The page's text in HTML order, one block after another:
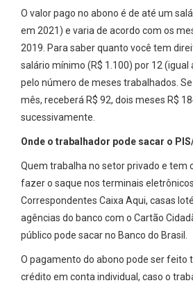
O valor pago no abono é de até um
em 2021) e varia de acordo com os
2019. Para saber quanto você tem
salário mínimo (R$ 1.100) por 12 (igual
pelo número de meses trabalhados.
mês, receberá R$ 92, dois meses R$
sucessivamente.
Onde o trabalhador pode sacar o
Quem trabalha no setor privado e tem
fazer o saque nos terminais
Correspondentes Caixa Aqui, casas
agências do banco com o Cartão
público pode sacar no Banco do Brasil.
O pagamento do abono pode ser feito
crédito em conta individual, caso o